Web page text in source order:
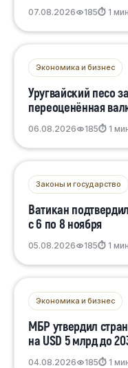
07.08.2026 185⏱ 1 мин
Экономика и бизнес
Уругвайский песо
переоценённая
06.08.2026 185⏱ 1
Законы и государство
Ватикан
с 6 по 8 ноября
05.08.2026 185⏱ 1 мин
Экономика и бизнес
МБР утвердил
на USD 5 млрд до
04.08.2026 185⏱ 1